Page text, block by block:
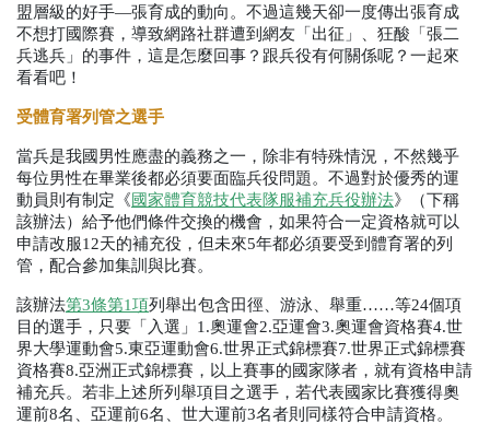
盟層級的好手—張育成的動向。不過這幾天卻一度傳出張育成
不想打國際賽，導致網路社群遭到網友「出征」、狂酸「張二
兵逃兵」的事件，這是怎麼回事？跟兵役有何關係呢？一起來
看看吧！
受體育署列管之選手
當兵是我國男性應盡的義務之一，除非有特殊情況，不然幾乎
每位男性在畢業後都必須要面臨兵役問題。不過對於優秀的運
動員則有制定《國家體育競技代表隊服補充兵役辦法》（下稱
該辦法）給予他們條件交換的機會，如果符合一定資格就可以
申請改服12天的補充役，但未來5年都必須要受到體育署的列
管，配合參加集訓與比賽。
該辦法第3條第1項列舉出包含田徑、游泳、舉重……等24個項
目的選手，只要「入選」 1.奧運會2.亞運會3.奧運會資格賽4.世
界大學運動會5.東亞運動會6.世界正式錦標賽7.世界正式錦標賽
資格賽8.亞洲正式錦標賽，以上賽事的國家隊者，就有資格申請
補充兵。若非上述所列舉項目之選手，若代表國家比賽獲得奧
運前8名、亞運前6名、世大運前3名者則同樣符合申請資格。